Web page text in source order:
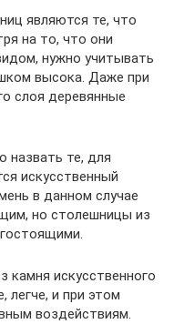
являются те, что
на то, что они
нужно учитывать
высока. Даже при
слоя деревянные
те, для
искусственный
в данном случае
но столешницы из
камня искусственного
легче, и при этом
воздействиям.